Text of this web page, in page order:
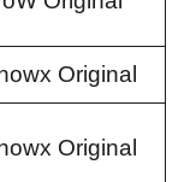
Original
Original